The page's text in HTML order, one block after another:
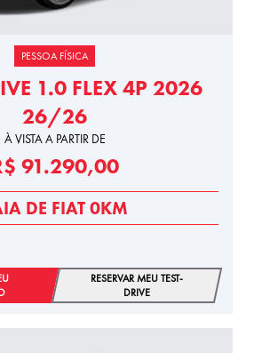
PESSOA FÍSICA
1.0 FLEX 4P 2026
26/26
À VISTA A PARTIR DE
91.290,00
DE FIAT 0KM
RESERVAR MEU TEST-
DRIVE